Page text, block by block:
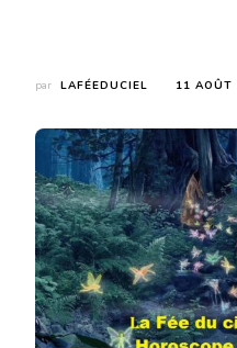
par LAFÉEDUCIEL 11 AOÛT